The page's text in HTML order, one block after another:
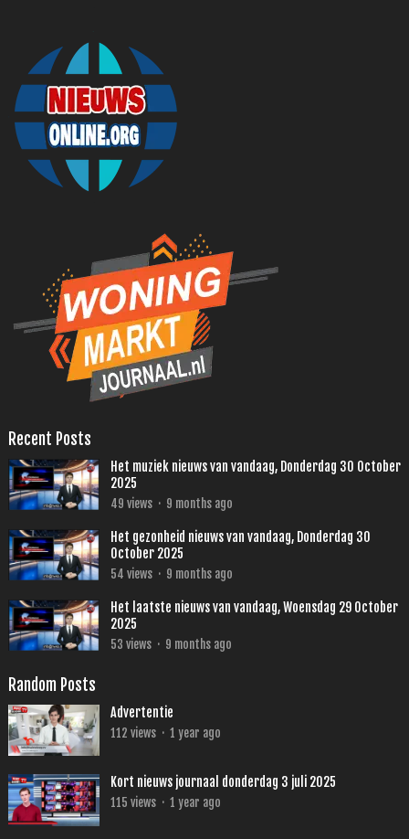
Recent Posts
Het muziek nieuws van vandaag, Donderdag 30 October
2025
49 views · 9 months ago
Het gezonheid nieuws van vandaag, Donderdag 30
October 2025
54 views · 9 months ago
Het laatste nieuws van vandaag, Woensdag 29 October
2025
53 views · 9 months ago
Random Posts
Advertentie
112 views · 1 year ago
Kort nieuws journaal donderdag 3 juli 2025
115 views · 1 year ago